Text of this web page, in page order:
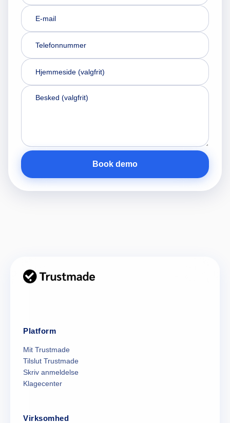
E-mail
Telefonnummer
Hjemmeside (valgfrit)
Besked (valgfrit)
Book demo
Platform
Mit Trustmade
Tilslut Trustmade
Skriv anmeldelse
Klagecenter
Virksomhed